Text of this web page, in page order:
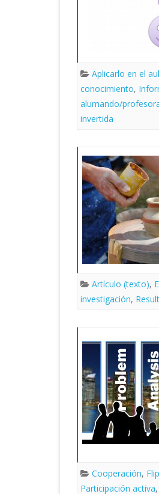
Aplicarlo en el
conocimiento,
alumando/
invertida
Artículo (texto),
investigación,
Cooperación,
Participación activa,